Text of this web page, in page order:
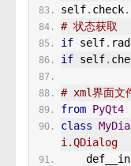
self. check.
# 状态获取
if self.
if self.
# xml界面文
from PyQt4
class
i.QDialog